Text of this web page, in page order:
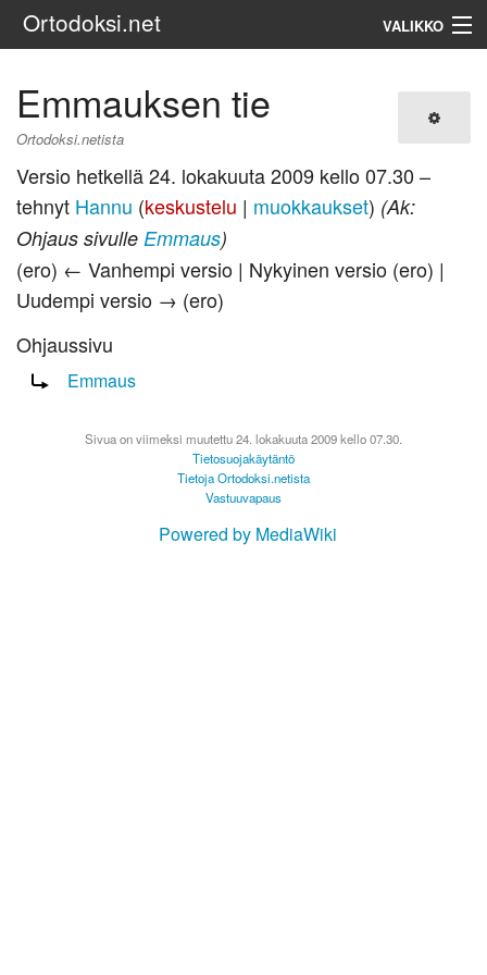
Ortodoksi.net VALIKKO
Emmauksen tie
Ortodoksi.netista
Versio hetkellä 24. lokakuuta 2009 kello 07.30 –
tehnyt Hannu (keskustelu | muokkaukset) (Ak:
Ohjaus sivulle Emmaus)
(ero) ← Vanhempi versio | Nykyinen versio (ero) |
Uudempi versio → (ero)
Ohjaussivu
Ohjaus sivulle:
Emmaus
Sivua on viimeksi muutettu 24. lokakuuta 2009 kello 07.30.
Tietosuojakäytäntö
Tietoja Ortodoksi.netista
Vastuuvapaus
Powered by MediaWiki